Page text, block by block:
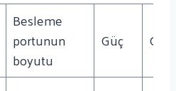
Besleme
portunun
boyutu
Güç